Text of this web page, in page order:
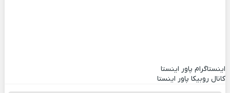
اینستاگرام پاور اینستا
کانال روبیکا پاور اینستا